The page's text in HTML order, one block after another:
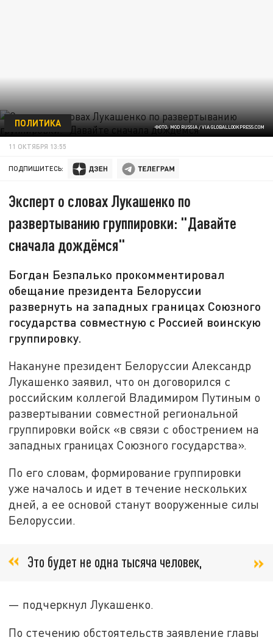
ФОТО: MOD RUSSIA / VIA GLOBALLOOKPRESS.COM
ПОЛИТИКА
11 ОКТЯБРЯ 13:55
ПОДПИШИТЕСЬ:
Эксперт о словах Лукашенко по
развертыванию группировки: "Давайте
сначала дождёмся"
Богдан Безпалько прокомментировал
обещание президента Белоруссии
развернуть на западных границах Союзного
государства совместную с Россией воинскую
группировку.
Накануне президент Белоруссии Александр
Лукашенко заявил, что он договорился с
российским коллегой Владимиром Путиным о
развертывании совместной региональной
группировки войск «в связи с обострением на
западных границах Союзного государства».
По его словам, формирование группировки
уже началось и идет в течение нескольких
дней, а ее основой станут вооруженные силы
Белоруссии.
Это будет не одна тысяча человек,
— подчеркнул Лукашенко.
По стечению обстоятельств заявление главы